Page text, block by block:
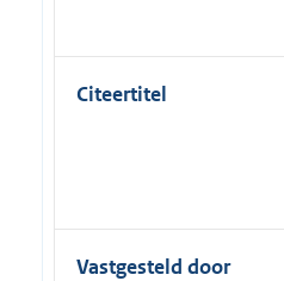
Citeertitel
Vastgesteld door